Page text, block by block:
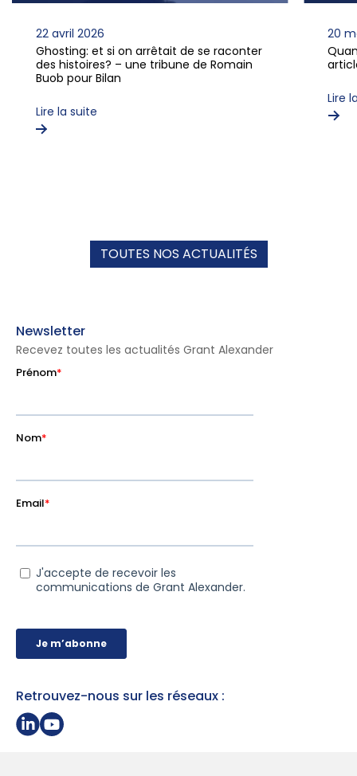
22 avril 2026
Ghosting: et si on arrêtait de se raconter
des histoires? – une tribune de Romain
Buob pour Bilan
Lire la suite
20
Lire
TOUTES NOS ACTUALITÉS
Newsletter
Recevez toutes les actualités Grant Alexander
Retrouvez-nous sur les réseaux :
Partager sur Linkedin
Page Youtube Grant Alexander